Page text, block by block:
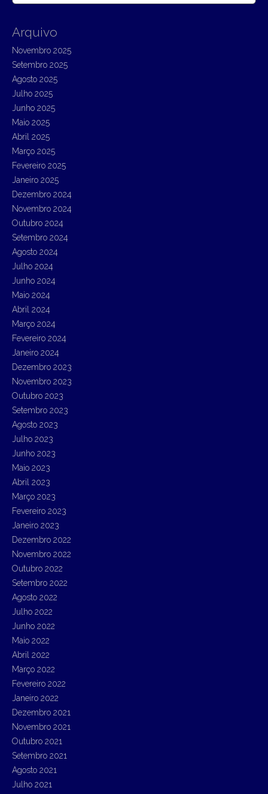
c
f
o
r
Arquivo
Novembro 2025
Setembro 2025
Agosto 2025
Julho 2025
Junho 2025
Maio 2025
Abril 2025
Março 2025
Fevereiro 2025
Janeiro 2025
Dezembro 2024
Novembro 2024
Outubro 2024
Setembro 2024
Agosto 2024
Julho 2024
Junho 2024
Maio 2024
Abril 2024
Março 2024
Fevereiro 2024
Janeiro 2024
Dezembro 2023
Novembro 2023
Outubro 2023
Setembro 2023
Agosto 2023
Julho 2023
Junho 2023
Maio 2023
Abril 2023
Março 2023
Fevereiro 2023
Janeiro 2023
Dezembro 2022
Novembro 2022
Outubro 2022
Setembro 2022
Agosto 2022
Julho 2022
Junho 2022
Maio 2022
Abril 2022
Março 2022
Fevereiro 2022
Janeiro 2022
Dezembro 2021
Novembro 2021
Outubro 2021
Setembro 2021
Agosto 2021
Julho 2021